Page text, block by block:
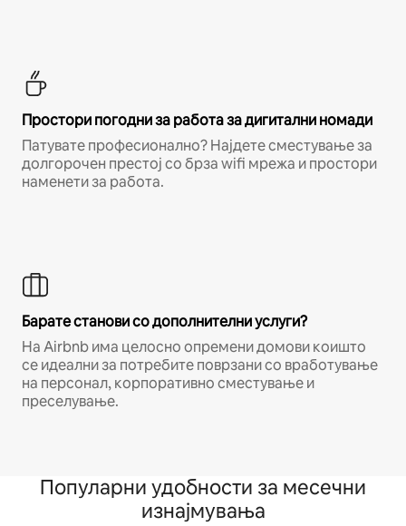
Простори погодни за работа за дигитални номади
Патувате професионално? Најдете сместување за
долгорочен престој со брза wifi мрежа и простори
наменети за работа.
Барате станови со дополнителни услуги?
На Airbnb има целосно опремени домови коишто
се идеални за потребите поврзани со вработување
на персонал, корпоративно сместување и
преселување.
Популарни удобности за месечни
изнајмувања